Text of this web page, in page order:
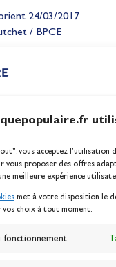
vous acceptez l’utilisation
vous proposer des offres
meilleure expérience
met à votre disposition le
choix à tout moment.
fonctionnement
24/03/2017
/ BPCE
le plan d'eau
2028
serveur média
cookies
la voile